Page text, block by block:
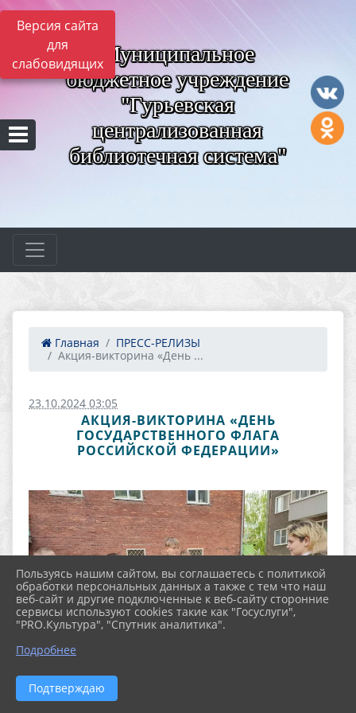
Версия сайта
для
слабовидящих Муниципальное
бюджетное учреждение
"Гурьевская
централизованная
библиотечная система"
Главная
ПРЕСС-РЕЛИЗЫ
Акция-викторина «День ...
23.10.2024 03:05
АКЦИЯ-ВИКТОРИНА «ДЕНЬ
ГОСУДАРСТВЕННОГО ФЛАГА
РОССИЙСКОЙ ФЕДЕРАЦИИ»
Пользуясь нашим сайтом, вы соглашаетесь с политикой
обработки персональных данных а также с тем что наш
веб-сайт и другие подключенные к веб-сайту сторонние
сервисы используют cookies такие как "Госуслуги",
"PRO.Культура", "Спутник аналитика".
Подробнее
Подтверждаю